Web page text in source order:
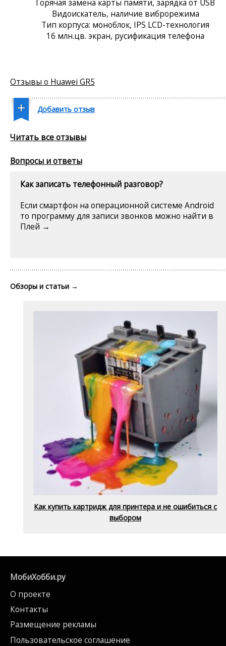
Горячая замена карты памяти, зарядка от USB
Видоискатель, наличие виброрежима
Тип корпуса: моноблок, IPS LCD-технология
16 млн.цв. экран, русификация телефона
Отзывы о Huawei GR5
Добавить отзыв
Читать все отзывы
Вопросы и ответы
Как записать телефонный разговор?
Если смартфон на операционной системе Android
то программу для записи звонков можно найти в
Плей →
Обзоры и статьи →
Как купить картридж для принтера и не ошибиться с
выбором
МобиХобби.ру
О проекте
Контакты
Размещение рекламы
Пользовательское соглашение